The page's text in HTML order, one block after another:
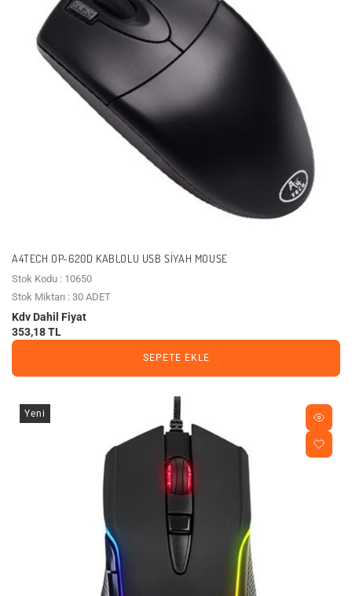
A4TECH OP-620D KABLOLU USB SIYAH MOUSE
Stok Kodu : 10650
Stok Miktarı : 30 ADET
Kdv Dahil Fiyat
353,18 TL
SEPETE EKLE
Yeni